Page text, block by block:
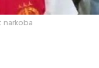
narkoba